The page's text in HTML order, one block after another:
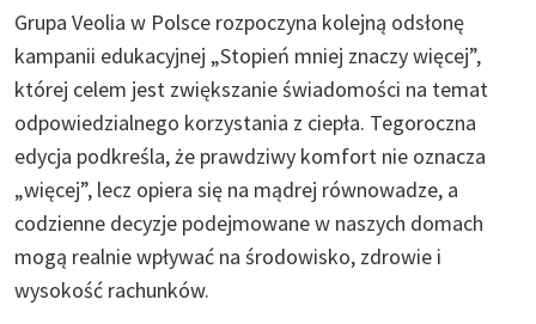
Grupa Veolia w Polsce rozpoczyna kolejną odsłonę
kampanii edukacyjnej „Stopień mniej znaczy więcej”,
której celem jest zwiększanie świadomości na temat
odpowiedzialnego korzystania z ciepła. Tegoroczna
edycja podkreśla, że prawdziwy komfort nie oznacza
„więcej”, lecz opiera się na mądrej równowadze, a
codzienne decyzje podejmowane w naszych domach
mogą realnie wpływać na środowisko, zdrowie i
wysokość rachunków.